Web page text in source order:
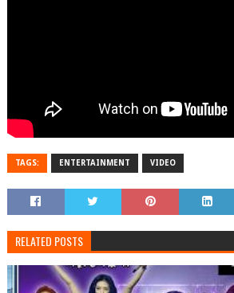
TAGS: ENTERTAINMENT VIDEO
RELATED POSTS